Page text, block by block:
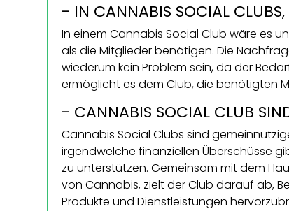
- IN CANNABIS SOCIAL CLUBS,
In einem Cannabis Social Club wäre es
als die Mitglieder benötigen. Die
wiederum kein Problem sein, da der
ermöglicht es dem Club, die benötigten
- CANNABIS SOCIAL CLUB
Cannabis Social Clubs sind
irgendwelche finanziellen Überschüsse
zu unterstützen. Gemeinsam mit dem
von Cannabis, zielt der Club darauf ab,
Produkte und Dienstleistungen